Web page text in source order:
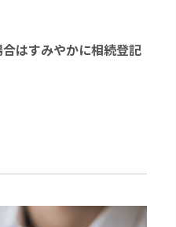
はすみやかに相続登記